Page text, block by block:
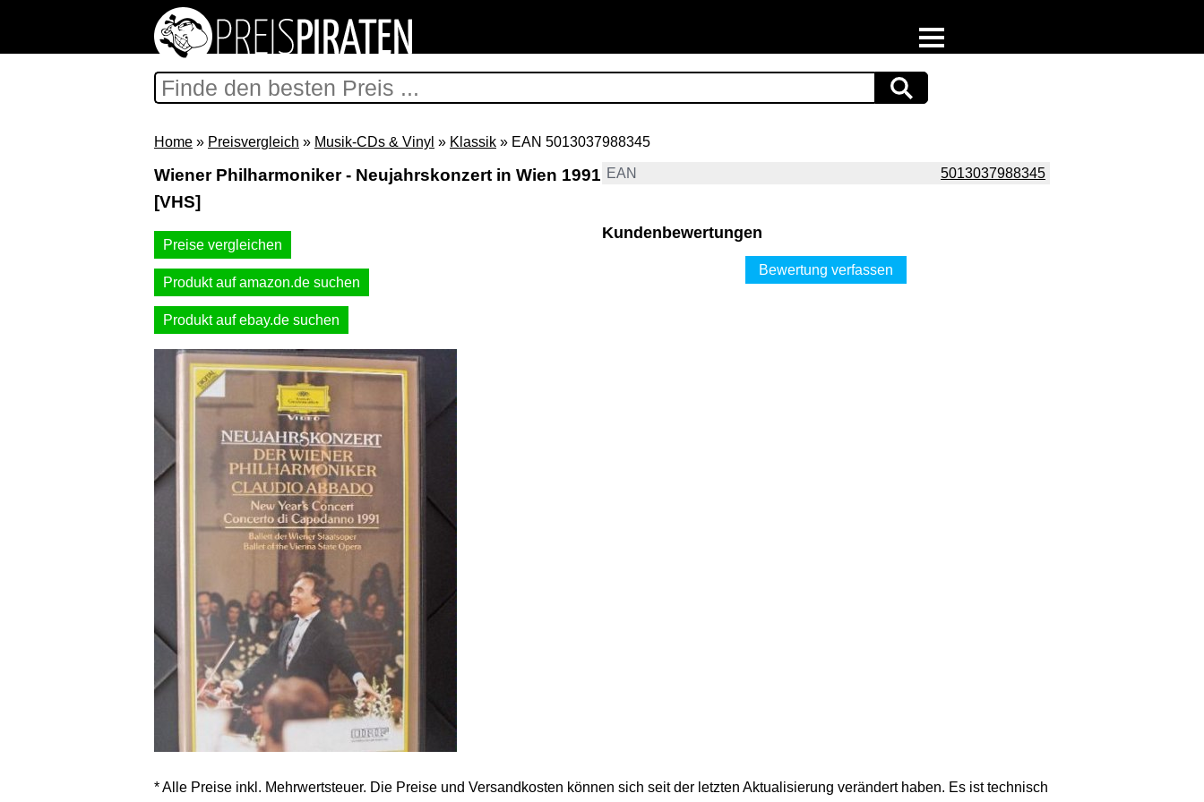
Home » Preisvergleich » Musik-CDs & Vinyl » Klassik » EAN 5013037988345
Wiener Philharmoniker - Neujahrskonzert in Wien 1991
[VHS]
Preise vergleichen
Produkt auf amazon.de suchen
Produkt auf ebay.de suchen
EAN 5013037988345
Kundenbewertungen
Bewertung verfassen
* Alle Preise inkl. Mehrwertsteuer. Die Preise und Versandkosten können sich seit der letzten Aktualisierung verändert haben. Es ist technisch